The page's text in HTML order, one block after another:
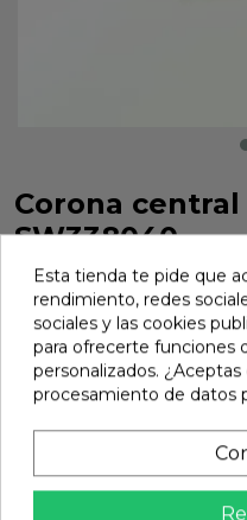
Corona central
SW338040
Corona central HET 47T -
Marca: Sworkz
40,54 €
En stock
Esta tienda te pide que
rendimiento, redes
sociales y las cookies
para ofrecerte funciones
personalizados.
procesamiento de datos